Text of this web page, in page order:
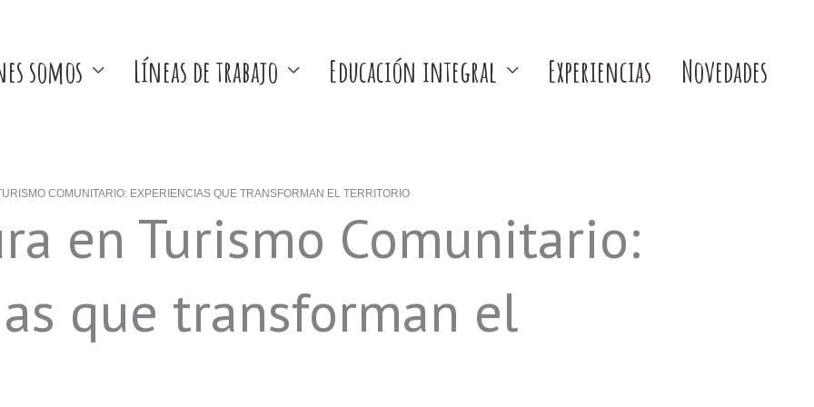
somos Líneas de trabajo Educación integral Experiencias Novedades
COMUNITARIO: EXPERIENCIAS QUE TRANSFORMAN EL TERRITORIO
en Turismo Comunitario:
que transforman el